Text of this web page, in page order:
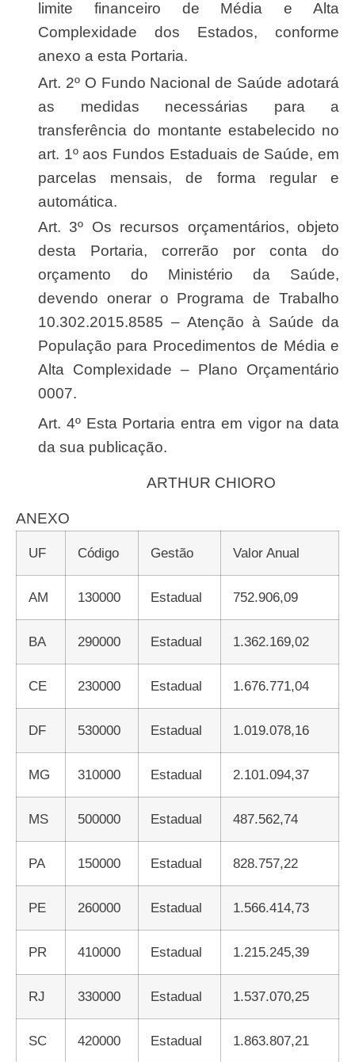
limite financeiro de Média e Alta
Complexidade dos Estados, conforme
anexo a esta Portaria.
Art. 2º O Fundo Nacional de Saúde adotará
as medidas necessárias para a
transferência do montante estabelecido no
art. 1º aos Fundos Estaduais de Saúde, em
parcelas mensais, de forma regular e
automática.
Art. 3º Os recursos orçamentários, objeto
desta Portaria, correrão por conta do
orçamento do Ministério da Saúde,
devendo onerar o Programa de Trabalho
10.302.2015.8585 – Atenção à Saúde da
População para Procedimentos de Média e
Alta Complexidade – Plano Orçamentário
0007.
Art. 4º Esta Portaria entra em vigor na data
da sua publicação.
ARTHUR CHIORO
ANEXO
UF Código Gestão Valor Anual
AM 130000 Estadual 752.906,09
BA 290000 Estadual 1.362.169,02
CE 230000 Estadual 1.676.771,04
DF 530000 Estadual 1.019.078,16
MG 310000 Estadual 2.101.094,37
MS 500000 Estadual 487.562,74
PA 150000 Estadual 828.757,22
PE 260000 Estadual 1.566.414,73
PR 410000 Estadual 1.215.245,39
RJ 330000 Estadual 1.537.070,25
SC 420000 Estadual 1.863.807,21